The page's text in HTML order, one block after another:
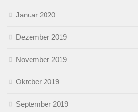
Januar 2020
Dezember 2019
November 2019
Oktober 2019
September 2019